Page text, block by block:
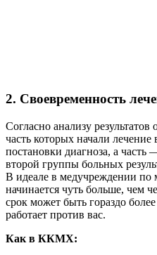
2. Своевременность
Согласно анализу
часть которых начали лечение
постановки диагноза, а часть
второй группы больных
В идеале в медучреждении по
начинается чуть больше, чем
срок может быть гораздо
работает против вас.
Как в ККМХ: